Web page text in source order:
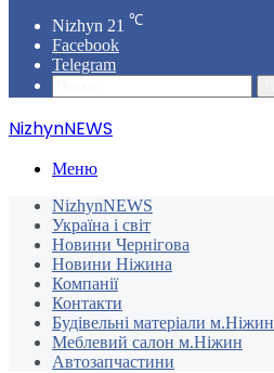
Nizhyn 21 ℃
Facebook
Telegram
NizhynNEWS
Меню
NizhynNEWS
Україна і світ
Новини Чернігова
Новини Ніжина
Компанії
Контакти
Будівельні матеріали м.Ніжин
Меблевий салон м.Ніжин
Автозапчастини